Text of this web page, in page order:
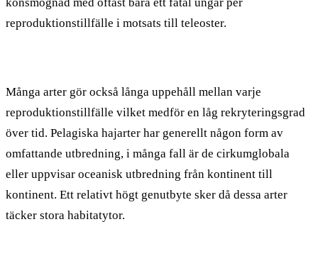
reproduktionstillfälle i motsats till teleoster.
Många arter gör också långa uppehåll mellan varje
reproduktionstillfälle vilket medför en låg rekryteringsgrad
över tid. Pelagiska hajarter har generellt någon form av
omfattande utbredning, i många fall är de cirkumglobala
eller uppvisar oceanisk utbredning från kontinent till
kontinent. Ett relativt högt genutbyte sker då dessa arter
täcker stora habitatytor.